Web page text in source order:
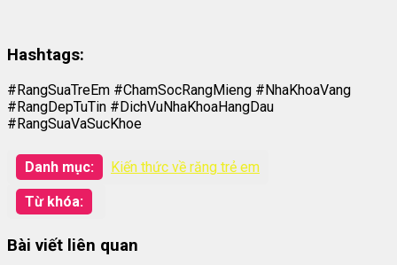
Hashtags:
#RangSuaTreEm #ChamSocRangMieng #NhaKhoaVang
#RangDepTuTin #DichVuNhaKhoaHangDau
#RangSuaVaSucKhoe
Danh mục: Kiến thức về răng trẻ em
Từ khóa:
Bài viết liên quan